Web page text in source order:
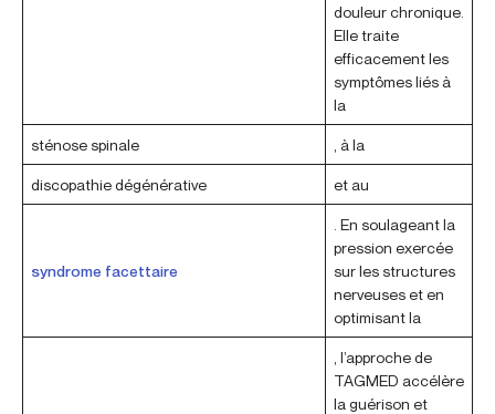
douleur chronique.
Elle traite
efficacement les
symptômes liés à
la
sténose spinale , à la
discopathie dégénérative et au
syndrome facettaire
. En soulageant la
pression exercée
sur les structures
nerveuses et en
optimisant la
, l’approche de
TAGMED accélère
la guérison et